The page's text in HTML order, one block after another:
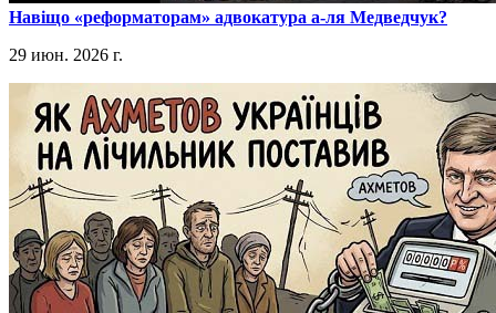
​Навіщо «реформаторам» адвокатура а-ля Медведчук?
29 июн. 2026 г.